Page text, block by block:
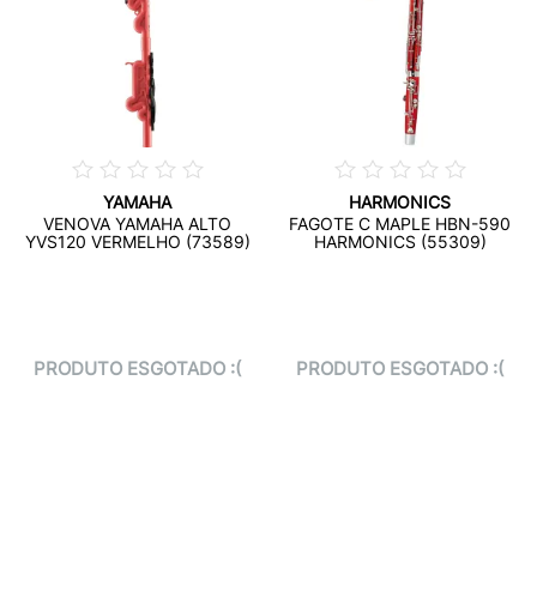
YAMAHA
VENOVA YAMAHA ALTO
YVS120 VERMELHO (73589)
PRODUTO ESGOTADO :(
HARMONICS
FAGOTE C MAPLE HBN-590
HARMONICS (55309)
PRODUTO ESGOTADO :(